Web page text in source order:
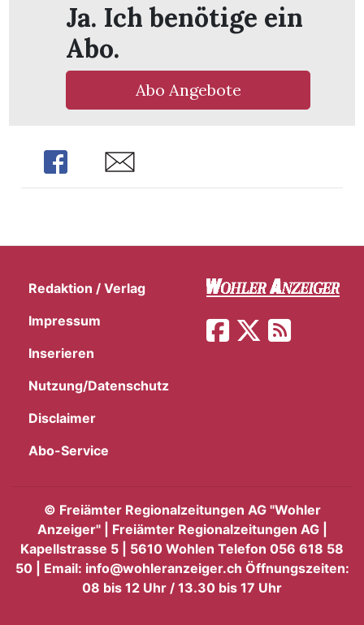
Ja. Ich benötige ein
Abo.
Abo Angebote
Share Share
Redaktion / Verlag
Impressum
Inserieren
Nutzung/Datenschutz
Disclaimer
Abo-Service
© Freiämter Regionalzeitungen AG "Wohler
Anzeiger" | Freiämter Regionalzeitungen AG |
Kapellstrasse 5 | 5610 Wohlen Telefon 056 618 58
50 | Email: info@wohleranzeiger.ch Öffnungszeiten:
08 bis 12 Uhr / 13.30 bis 17 Uhr